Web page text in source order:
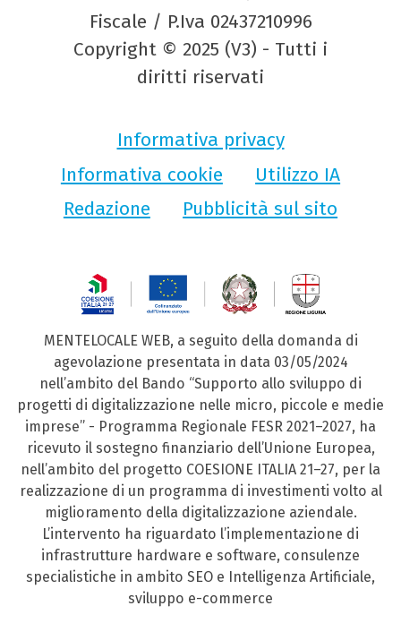
Fiscale / P.Iva 02437210996
Copyright © 2025 (V3) - Tutti i
diritti riservati
Informativa privacy
Informativa cookie
Utilizzo IA
Redazione
Pubblicità sul sito
MENTELOCALE WEB, a seguito della domanda di
agevolazione presentata in data 03/05/2024
nell’ambito del Bando “Supporto allo sviluppo di
progetti di digitalizzazione nelle micro, piccole e medie
imprese” - Programma Regionale FESR 2021–2027, ha
ricevuto il sostegno finanziario dell’Unione Europea,
nell’ambito del progetto COESIONE ITALIA 21–27, per la
realizzazione di un programma di investimenti volto al
miglioramento della digitalizzazione aziendale.
L’intervento ha riguardato l’implementazione di
infrastrutture hardware e software, consulenze
specialistiche in ambito SEO e Intelligenza Artificiale,
sviluppo e-commerce